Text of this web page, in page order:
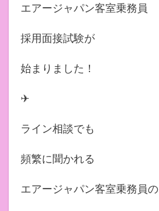
エアージャパン客室乗務員
採用面接試験が
始まりました！
✈︎
ライン相談でも
頻繁に聞かれる
エアージャパン客室乗務員の